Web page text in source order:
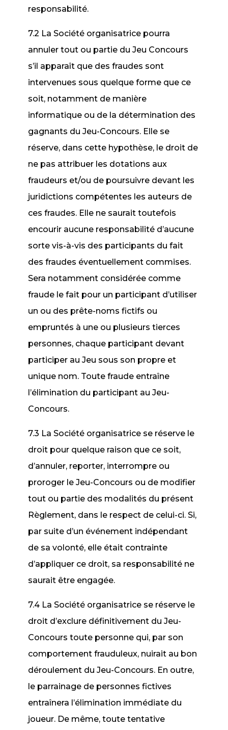
responsabilité.
7.2 La Société organisatrice pourra
annuler tout ou partie du Jeu Concours
s’il apparaît que des fraudes sont
intervenues sous quelque forme que ce
soit, notamment de manière
informatique ou de la détermination des
gagnants du Jeu-Concours. Elle se
réserve, dans cette hypothèse, le droit de
ne pas attribuer les dotations aux
fraudeurs et/ou de poursuivre devant les
juridictions compétentes les auteurs de
ces fraudes. Elle ne saurait toutefois
encourir aucune responsabilité d’aucune
sorte vis-à-vis des participants du fait
des fraudes éventuellement commises.
Sera notamment considérée comme
fraude le fait pour un participant d’utiliser
un ou des prête-noms fictifs ou
empruntés à une ou plusieurs tierces
personnes, chaque participant devant
participer au Jeu sous son propre et
unique nom. Toute fraude entraîne
l’élimination du participant au Jeu-
Concours.
7.3 La Société organisatrice se réserve le
droit pour quelque raison que ce soit,
d’annuler, reporter, interrompre ou
proroger le Jeu-Concours ou de modifier
tout ou partie des modalités du présent
Règlement, dans le respect de celui-ci. Si,
par suite d’un événement indépendant
de sa volonté, elle était contrainte
d’appliquer ce droit, sa responsabilité ne
saurait être engagée.
7.4 La Société organisatrice se réserve le
droit d’exclure définitivement du Jeu-
Concours toute personne qui, par son
comportement frauduleux, nuirait au bon
déroulement du Jeu-Concours. En outre,
le parrainage de personnes fictives
entraînera l’élimination immédiate du
joueur. De même, toute tentative